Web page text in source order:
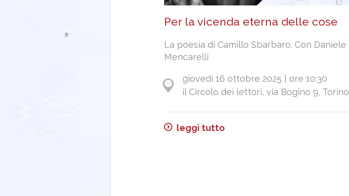
Per la vicenda eterna delle cose
La poesia di Camillo Sbarbaro. Con Daniele
Mencarelli
giovedì 16 ottobre 2025 | ore 10:30
il Circolo dei lettori, via Bogino 9, Torino
leggi tutto